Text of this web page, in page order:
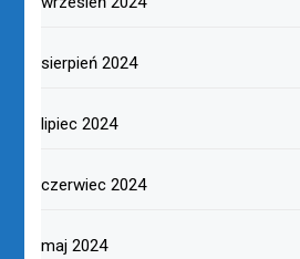
sierpień 2024
lipiec 2024
czerwiec 2024
maj 2024